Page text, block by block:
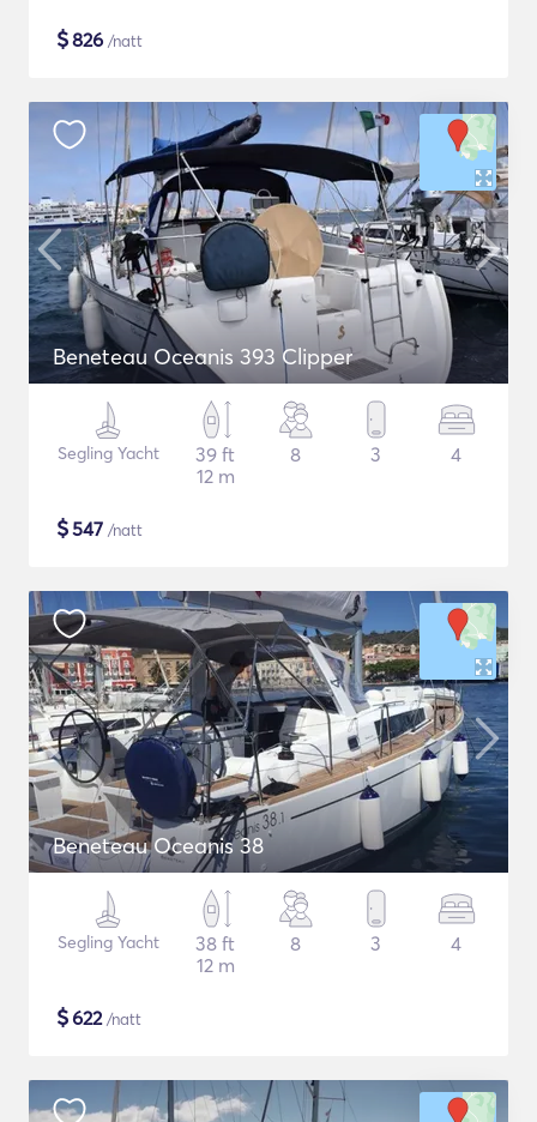
$826 /natt
Beneteau Oceanis 393 Clipper
Segling Yacht
39 ft
12 m
8 3 4
$547 /natt
Beneteau Oceanis 38
Segling Yacht
38 ft
12 m
8 3 4
$622/natt